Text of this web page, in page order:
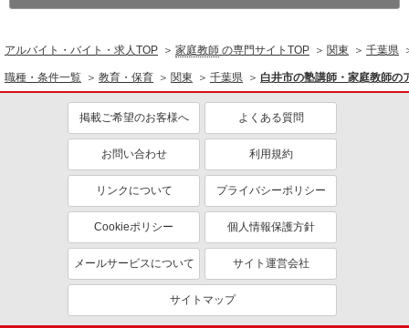
アルバイト・バイト・求人TOP 家庭教師 の専門サイトTOP 関東 千葉県
職種・条件一覧 教育・保育 関東 千葉県 白井市の塾講師・家庭教師の
掲載ご希望のお客様へ よくある質問
お問い合わせ 利用規約
リンクについて プライバシーポリシー
Cookieポリシー 個人情報保護方針
メールサービスについて サイト運営会社
サイトマップ